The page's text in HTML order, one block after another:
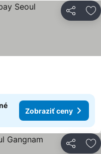
Zdieľať
ceny
Zobraziť ceny
Zdieľať